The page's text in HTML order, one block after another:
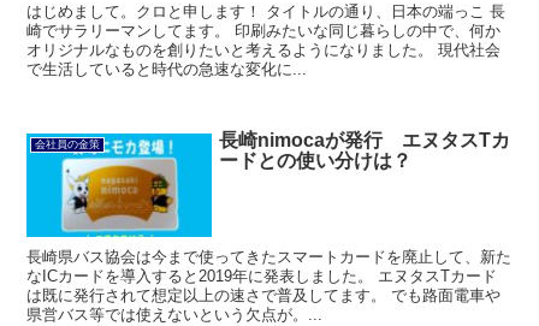
はじめまして。クロと申します！ タイトルの通り、日本の端っこ 長
崎でサラリーマンしてます。 印刷みたいな同じ暮らしの中で、何か
オリジナルなものを創りたいと考えるようになりました。 現代社会
で生活していると時代の急速な変化に...
会社員の金策
長崎nimocaが発行 エヌタスTカ
ードとの使い分けは？
長崎県バス協会は今まで使ってきたスマートカードを廃止して、新た
なICカードを導入すると2019年に発表しました。 エヌタスTカード
は既に発行されて想定以上の速さで普及してます。 でも路面電車や
県営バス等では使えないという欠点が。...